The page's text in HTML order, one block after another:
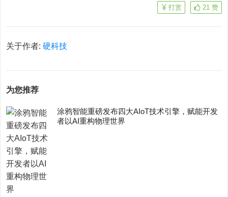
21 赞
打赏
关于作者:硬科技
为您推荐
涂鸦智能重磅发布四大AIoT技术引擎，赋能开发
者以AI重构物理世界